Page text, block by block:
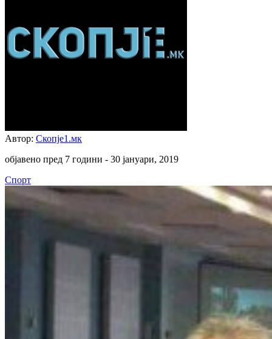
Автор: Скопје1.мк
објавено пред 7 години - 30 јануари, 2019
Спорт